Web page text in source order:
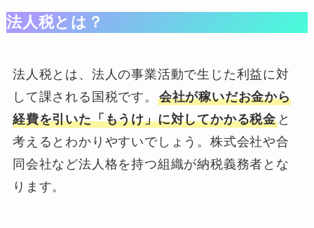
法人税とは？
法人税とは、法人の事業活動で生じた利益に対
して課される国税です。 会社が稼いだお金から
経費を引いた「もうけ」に対してかかる税金 と
考えるとわかりやすいでしょう。株式会社や合
同会社など法人格を持つ組織が納税義務者とな
ります。